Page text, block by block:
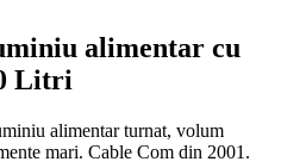
alimentar cu
Litri
alimentar turnat, volum
mari. Cable Com din 2001.